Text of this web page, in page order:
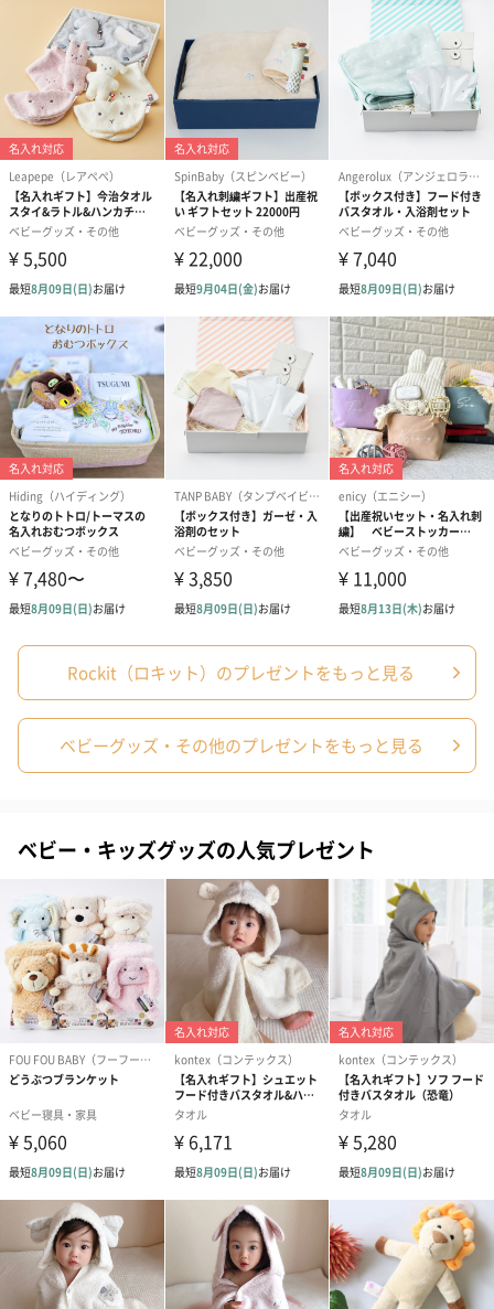
3. 雨の音
4. シュー
5. シュ シュ シュー
6. 猫が喉を鳴らすゴロゴロ音
7. 宇宙音
8. ヒーリング
4段階の音量
4段階の音量に切り替えができます。
8種類の音の中からお好みの音を選択した後、電源ボタンを長押し
し続けると音量の切り替えができます。本体充電後の音量は自動
的に最小音量に設定されています。
お好みの音量になったらボタンから指を離して音量を決定しま
す。
雨の音のように継続的に聞こえる音を選択してから音量を調節す
ると、音量の違いがわかりやすいのでお勧めです。
3通りの設置方法
ンなどの布を挟んだり、付属ストラップでベビーカーのフレーム
に巻き付けたり、クリップを開いた状態で立ててご使用いただけ
ます。お家でも外出先でもご使用いただけます。
※必ずお子様の手の届かない場所でご使用ください。
カーテンやベビーカーのフード、大人の衣類の袖に挟んでご使用
※お子様の手の届かないところに設置してください。
※ベビー服や寝具には絶対に取り付けないでください。
※絶対にベビーベッドや寝具の中や周りに設置しないでくださ
い。
2.クリップをスタンドとして…クリップを開いたまま、グレーの
脚を下に向けると立てて使用できます。
3.ストラップで巻き付けて・・・クリップに付属のシリコンスト
ラップを挟んでクリップを閉じます。ストラップをベビーカーの
フレームに巻きつけて固定します。
※雨など水に触れないようにご注意ください。
2種類の自動電源OFFモード
Rockit（ロキット）のプレゼントをもっと見る
ベビーグッズ・その他のプレゼントをもっと見る
ベビー・キッズグッズの人気プレゼント